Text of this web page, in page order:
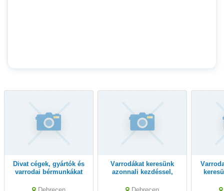
Divat cégek, gyártók és
varrodai bérmunkákat
figyelmébe ajánlom.
Varrodákat keresünk
azonnali kezdéssel,
Varrodai kapacitásokat